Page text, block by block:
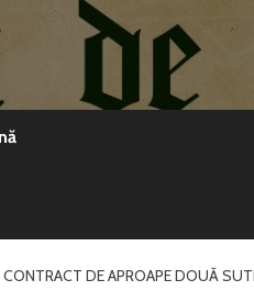
DE APROAPE DOUĂ